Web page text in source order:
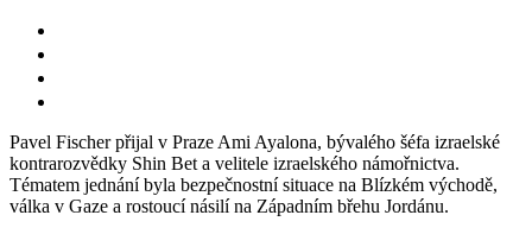
Pavel Fischer přijal v Praze Ami Ayalona, bývalého šéfa izraelské
kontrarozvědky Shin Bet a velitele izraelského námořnictva.
Tématem jednání byla bezpečnostní situace na Blízkém východě,
válka v Gaze a rostoucí násilí na Západním břehu Jordánu.